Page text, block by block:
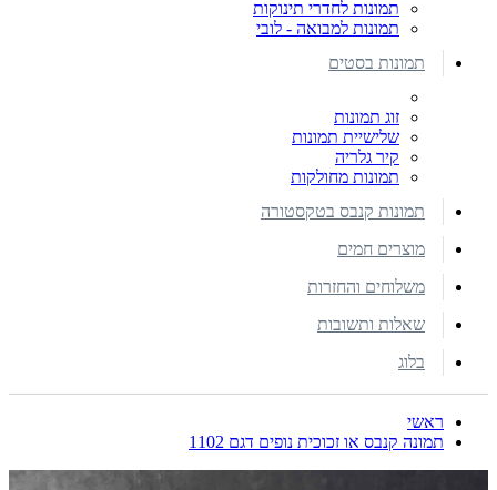
תמונות לחדרי תינוקות
תמונות למבואה - לובי
תמונות בסטים
זוג תמונות
שלישיית תמונות
קיר גלריה
תמונות מחולקות
תמונות קנבס בטקסטורה
מוצרים חמים
משלוחים והחזרות
שאלות ותשובות
בלוג
ראשי
תמונה קנבס או זכוכית נופים דגם 1102